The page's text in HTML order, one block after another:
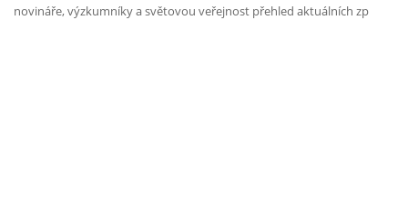
novináře, výzkumníky a světovou veřejnost přehled aktuálních zp